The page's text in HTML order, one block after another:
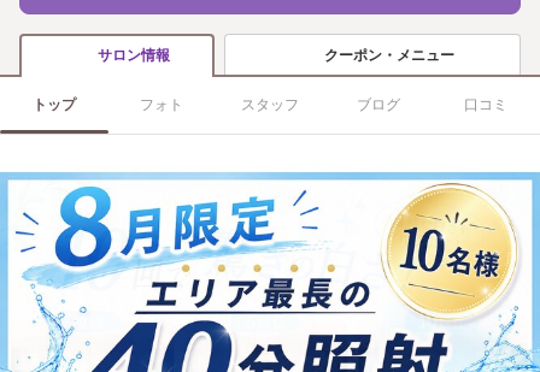
サロン情報 クーポン・メニュー
トップ フォト スタッフ ブログ 口コミ